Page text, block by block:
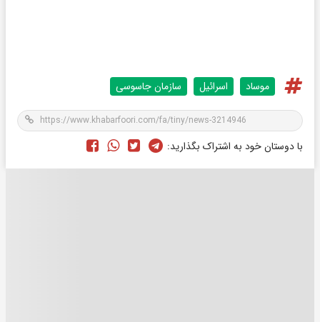
موساد اسرائیل سازمان جاسوسی
با دوستان خود به اشتراک بگذارید: